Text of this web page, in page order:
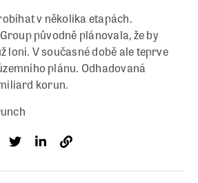
v několika etapách.
původně plánovala, že by
loni. V současné době ale teprve
plánu. Odhadovaná
korun.